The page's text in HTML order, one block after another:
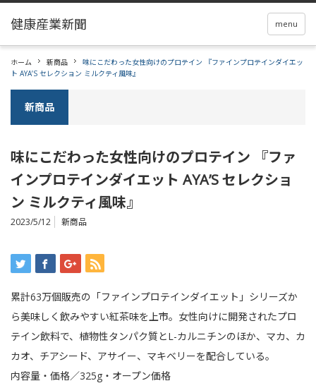
menu
ホーム 新商品
味にこだわった女性向けのプロテイン 『ファインプロテインダイエッ
ト AYA’S セレクション ミルクティ風味』
新商品
味にこだわった女性向けのプロテイン 『ファ
インプロテインダイエット AYA’S セレクショ
ン ミルクティ風味』
2023/5/12 新商品
累計63万個販売の「ファインプロテインダイエット」シリーズか
ら美味しく飲みやすい紅茶味を上市。女性向けに開発されたプロ
テイン飲料で、植物性タンパク質とL-カルニチンのほか、マカ、カ
カオ、チアシード、アサイー、マキベリーを配合している。
内容量・価格／325g・オープン価格